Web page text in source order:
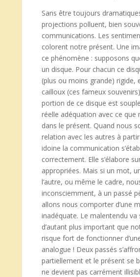
Sans être toujours
projections polluent, bien
communications. Les
colorent notre présent. Une
ce phénomène : supposons
un disque. Pour chacun ce
(plus ou moins grande) rigide,
cailloux (ces fameux
portion de ce disque est
réelle adéquation avec ce que
dans le présent. Quand nous
relation avec les autres à
idoine la communication
correctement. Elle s’élabore
appropriées. Mais si un mot,
l’autre, ou même le cadre,
inconsciemment, à un passé
allons nous comporter d’une
inadéquate. Le malentendu va
d’autant plus important que
risque fort de fonctionner
analogue ! Deux passés
partiellement et le présent se
ne devient pas carrément